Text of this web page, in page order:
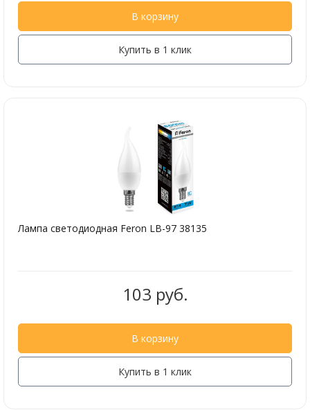
В корзину
Купить в 1 клик
Лампа светодиодная Feron LB-97 38135
103 руб.
В корзину
Купить в 1 клик